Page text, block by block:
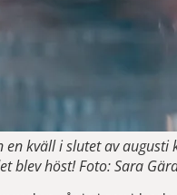
kväll i slutet av
blev höst! Foto: Sara